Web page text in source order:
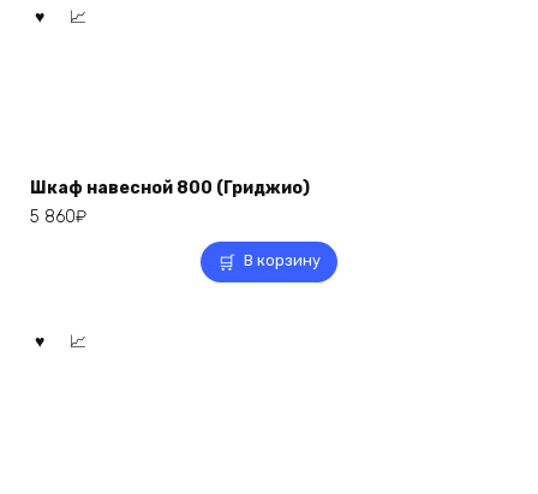
Шкаф навесной 800 (Гриджио)
5 860₽
В корзину